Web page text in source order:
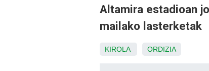
Altamira estadioan
mailako lasterketak
KIROLA ORDIZIA